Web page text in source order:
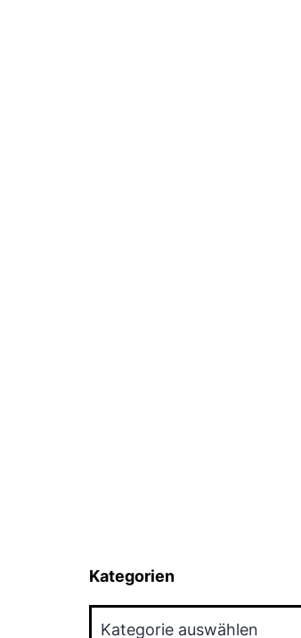
Kategorien